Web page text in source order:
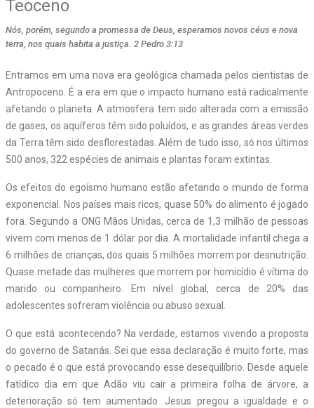
Teoceno
Nós, porém, segundo a promessa de Deus, esperamos novos céus e nova
terra, nos quais habita a justiça. 2 Pedro 3:13
Entramos em uma nova era geológica chamada pelos cientistas de
Antropoceno. É a era em que o impacto humano está radicalmente
afetando o planeta. A atmosfera tem sido alterada com a emissão
de gases, os aquíferos têm sido poluídos, e as grandes áreas verdes
da Terra têm sido desflorestadas. Além de tudo isso, só nos últimos
500 anos, 322 espécies de animais e plantas foram extintas.
Os efeitos do egoísmo humano estão afetando o mundo de forma
exponencial. Nos países mais ricos, quase 50% do alimento é jogado
fora. Segundo a ONG Mãos Unidas, cerca de 1,3 milhão de pessoas
vivem com menos de 1 dólar por dia. A mortalidade infantil chega a
6 milhões de crianças, dos quais 5 milhões morrem por desnutrição.
Quase metade das mulheres que morrem por homicídio é vítima do
marido ou companheiro. Em nível global, cerca de 20% das
adolescentes sofreram violência ou abuso sexual.
O que está acontecendo? Na verdade, estamos vivendo a proposta
do governo de Satanás. Sei que essa declaração é muito forte, mas
o pecado é o que está provocando esse desequilíbrio. Desde aquele
fatídico dia em que Adão viu cair a primeira folha de árvore, a
deterioração só tem aumentado. Jesus pregou a igualdade e o